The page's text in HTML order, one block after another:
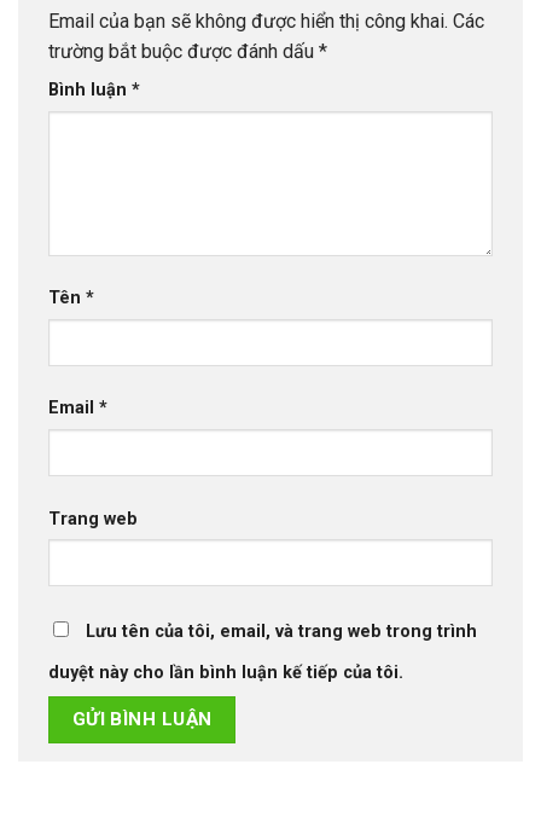
Email của bạn sẽ không được hiển thị công khai. Các
trường bắt buộc được đánh dấu *
Bình luận *
Tên *
Email *
Trang web
Lưu tên của tôi, email, và trang web trong trình
duyệt này cho lần bình luận kế tiếp của tôi.